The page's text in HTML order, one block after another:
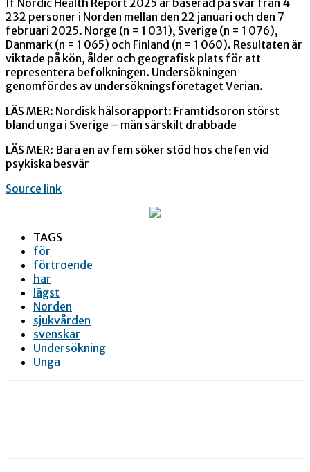
232 personer i Norden mellan den 22 januari och den 7
februari 2025. Norge (n = 1 031), Sverige (n = 1 076),
Danmark (n = 1 065) och Finland (n = 1 060). Resultaten är
viktade på kön, ålder och geografisk plats för att
representera befolkningen. Undersökningen
genomfördes av undersökningsföretaget Verian.
LÄS MER: Nordisk hälsorapport: Framtidsoron störst
bland unga i Sverige – män särskilt drabbade
LÄS MER: Bara en av fem söker stöd hos chefen vid
psykiska besvär
Source link
TAGS
för
förtroende
har
lägst
Norden
sjukvården
svenskar
Undersökning
Unga